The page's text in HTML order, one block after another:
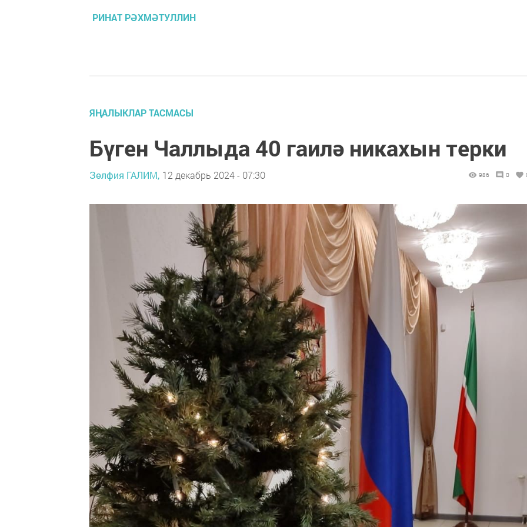
РИНАТ РӘХМӘТУЛЛИН
ЯҢАЛЫКЛАР ТАСМАСЫ
Бүген Чаллыда 40 гаилә никахын терки
Зөлфия ГАЛИМ, 12 декабрь 2024 - 07:30 986 0